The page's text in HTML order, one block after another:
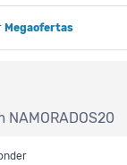
Megaofertas